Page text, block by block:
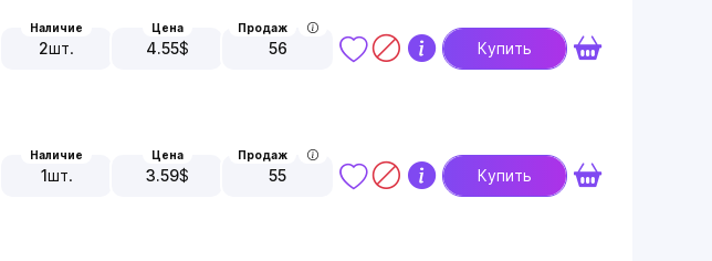
Наличие
2шт.
Цена
4.55$
Продаж
56 Купить
Наличие
1шт.
Цена
3.59$
Продаж
55 Купить